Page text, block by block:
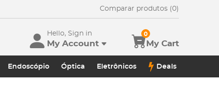
Comparar produtos (0)
Hello, Sign in
My Account My Cart
0
Endoscópio Óptica Eletrônicos Deals